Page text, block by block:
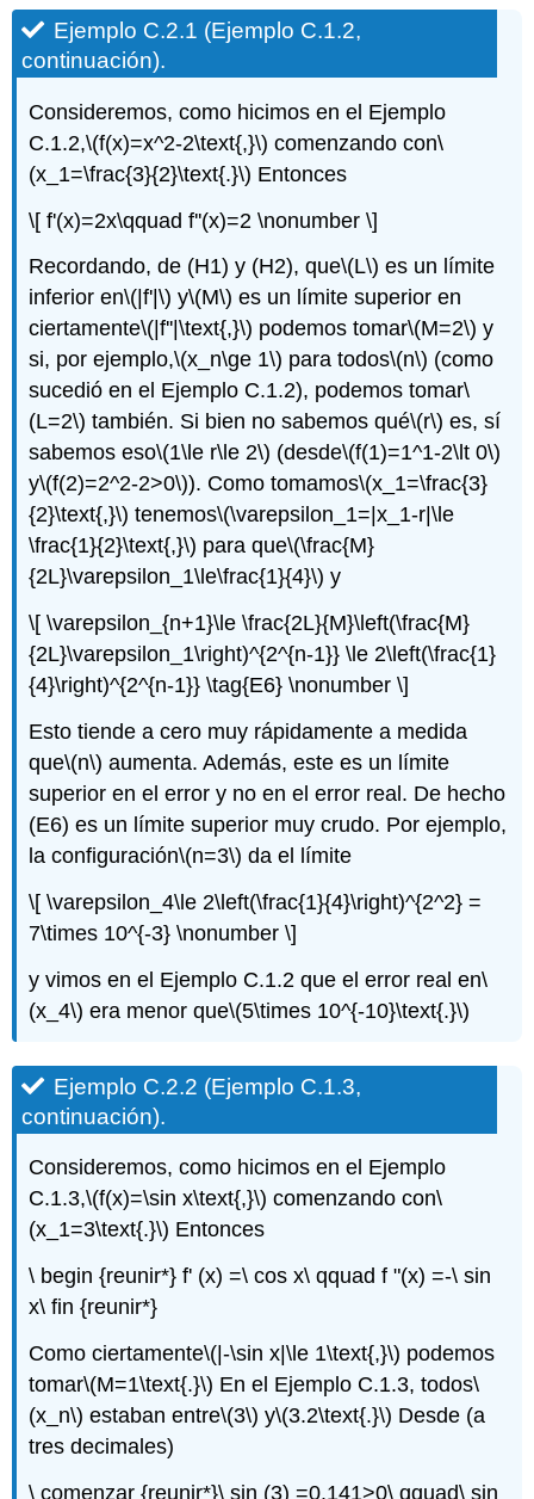
Ejemplo C.2.1 (Ejemplo C.1.2,
continuación).
Consideremos, como hicimos en el Ejemplo
C.1.2,\(f(x)=x^2-2\text{,}\) comenzando con\
(x_1=\frac{3}{2}\text{.}\) Entonces
\[ f'(x)=2x\qquad f''(x)=2 \nonumber \]
Recordando, de (H1) y (H2), que\(L\) es un límite
inferior en\(|f'|\) y\(M\) es un límite superior en
ciertamente\(|f''|\text{,}\) podemos tomar\(M=2\) y
si, por ejemplo,\(x_n\ge 1\) para todos\(n\) (como
sucedió en el Ejemplo C.1.2), podemos tomar\
(L=2\) también. Si bien no sabemos qué\(r\) es, sí
sabemos eso\(1\le r\le 2\) (desde\(f(1)=1^1-2\lt 0\)
y\(f(2)=2^2-2>0\)). Como tomamos\(x_1=\frac{3}
{2}\text{,}\) tenemos\(\varepsilon_1=|x_1-r|\le
\frac{1}{2}\text{,}\) para que\(\frac{M}
{2L}\varepsilon_1\le\frac{1}{4}\) y
\[ \varepsilon_{n+1}\le \frac{2L}{M}\left(\frac{M}
{2L}\varepsilon_1\right)^{2^{n-1}} \le 2\left(\frac{1}
{4}\right)^{2^{n-1}} \tag{E6} \nonumber \]
Esto tiende a cero muy rápidamente a medida
que\(n\) aumenta. Además, este es un límite
superior en el error y no en el error real. De hecho
(E6) es un límite superior muy crudo. Por ejemplo,
la configuración\(n=3\) da el límite
\[ \varepsilon_4\le 2\left(\frac{1}{4}\right)^{2^2} =
7\times 10^{-3} \nonumber \]
y vimos en el Ejemplo C.1.2 que el error real en\
(x_4\) era menor que\(5\times 10^{-10}\text{.}\)
Ejemplo C.2.2 (Ejemplo C.1.3,
continuación).
Consideremos, como hicimos en el Ejemplo
C.1.3,\(f(x)=\sin x\text{,}\) comenzando con\
(x_1=3\text{.}\) Entonces
\ begin {reunir*} f' (x) =\ cos x\ qquad f "(x) =-\ sin
x\ fin {reunir*}
Como ciertamente\(|-\sin x|\le 1\text{,}\) podemos
tomar\(M=1\text{.}\) En el Ejemplo C.1.3, todos\
(x_n\) estaban entre\(3\) y\(3.2\text{.}\) Desde (a
tres decimales)
\ comenzar {reunir*}\ sin (3) =0.141>0\ qquad\ sin